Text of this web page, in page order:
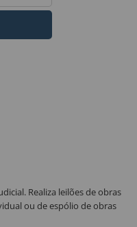
Realiza leilões de obras
ou de espólio de obras